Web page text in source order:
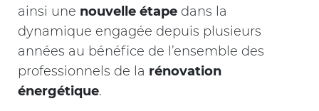
ainsi une nouvelle étape dans la
dynamique engagée depuis plusieurs
années au bénéfice de l’ensemble des
professionnels de la rénovation
énergétique.